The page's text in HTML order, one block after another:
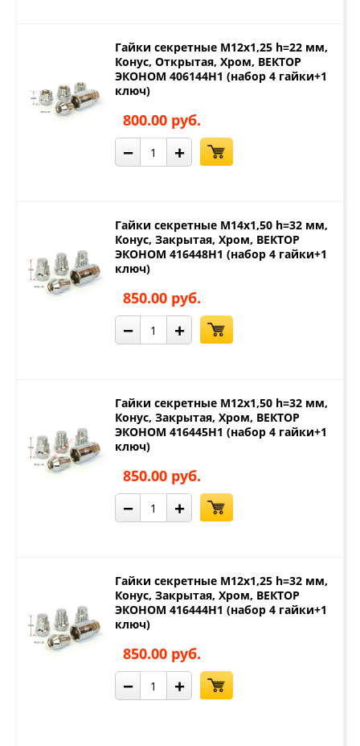
Гайки секретные М12х1,25 h=22 мм,
Конус, Открытая, Хром, ВЕКТОР
ЭКОНОМ 406144H1 (набор 4 гайки+1
ключ)
800.00 руб.
− +
Гайки секретные М14х1,50 h=32 мм,
Конус, Закрытая, Хром, ВЕКТОР
ЭКОНОМ 416448H1 (набор 4 гайки+1
ключ)
850.00 руб.
− +
Гайки секретные М12х1,50 h=32 мм,
Конус, Закрытая, Хром, ВЕКТОР
ЭКОНОМ 416445H1 (набор 4 гайки+1
ключ)
850.00 руб.
− +
Гайки секретные М12х1,25 h=32 мм,
Конус, Закрытая, Хром, ВЕКТОР
ЭКОНОМ 416444H1 (набор 4 гайки+1
ключ)
850.00 руб.
− +